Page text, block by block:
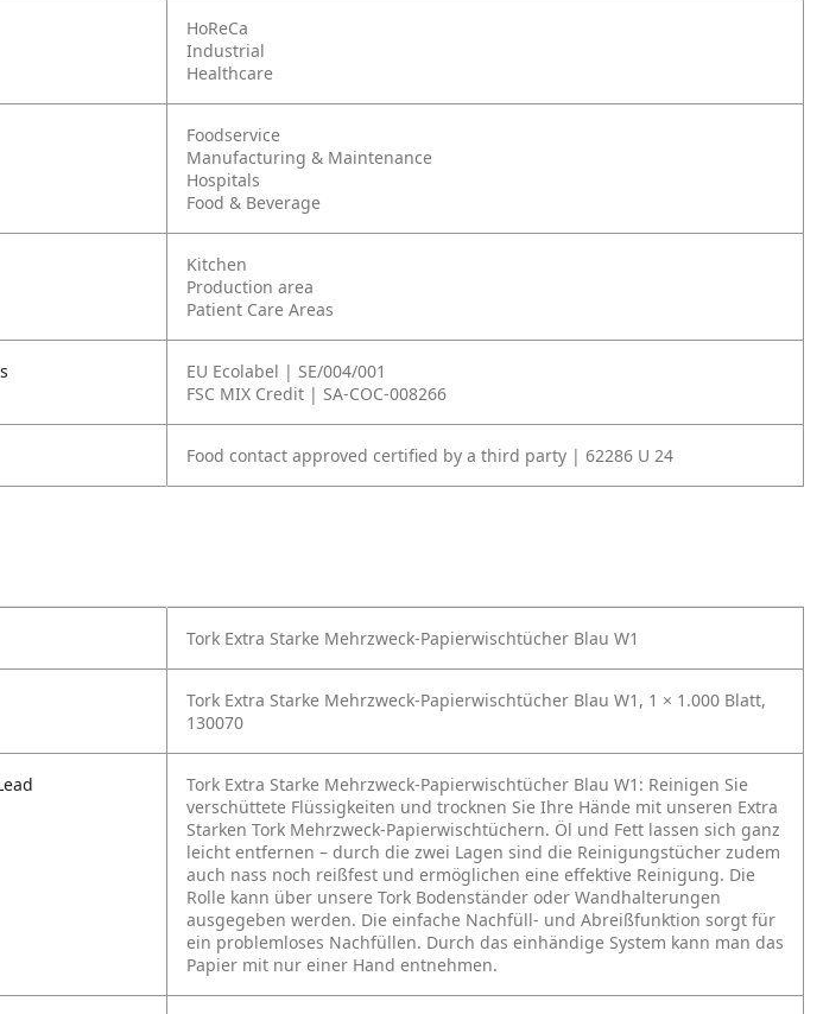
HoReCa
Industrial
Healthcare
Foodservice
Manufacturing & Maintenance
Hospitals
Food & Beverage
Kitchen
Production area
Patient Care Areas
EU Ecolabel | SE/004/001
FSC MIX Credit | SA-COC-008266
Food contact approved certified by a third party | 62286 U 24
Tork Extra Starke Mehrzweck-Papierwischtücher Blau W1
Tork Extra Starke Mehrzweck-Papierwischtücher Blau W1, 1 × 1.000 Blatt,
130070
Tork Extra Starke Mehrzweck-Papierwischtücher Blau W1: Reinigen Sie
verschüttete Flüssigkeiten und trocknen Sie Ihre Hände mit unseren Extra
Starken Tork Mehrzweck-Papierwischtüchern. Öl und Fett lassen sich ganz
leicht entfernen – durch die zwei Lagen sind die Reinigungstücher zudem
auch nass noch reißfest und ermöglichen eine effektive Reinigung. Die
Rolle kann über unsere Tork Bodenständer oder Wandhalterungen
ausgegeben werden. Die einfache Nachfüll- und Abreißfunktion sorgt für
ein problemloses Nachfüllen. Durch das einhändige System kann man das
Papier mit nur einer Hand entnehmen.